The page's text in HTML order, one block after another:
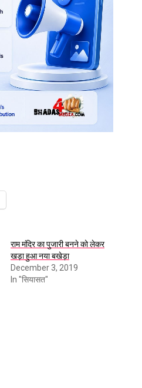
राम मंदिर का पुजारी बनने को लेकर
खड़ा हुआ नया बखेड़ा
December 3, 2019
In "सियासत"